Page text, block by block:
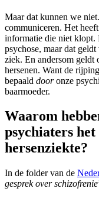
Maar dat kunnen we
communiceren. Het
informatie die niet klopt.
psychose, maar dat
ziek. En andersom geldt
hersenen. Want de
bepaald dooronze
baarmoeder.
Waarom
psychiaters
hersenziekte?
In de folder van de
gesprek over schizofrenie